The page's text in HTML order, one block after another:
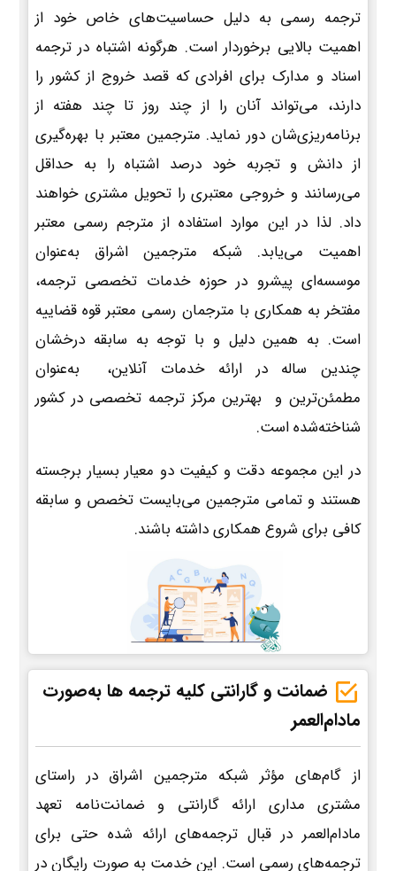
ترجمه رسمی به دلیل حساسیت‌های خاص خود از
اهمیت بالایی برخوردار است. هرگونه اشتباه در ترجمه
اسناد و مدارک برای افرادی که قصد خروج از کشور را
دارند، می‌تواند آنان را از چند روز تا چند هفته از
برنامه‌ریزی‌شان دور نماید. مترجمین معتبر با بهره‌گیری
از دانش و تجربه خود درصد اشتباه را به حداقل
می‌رسانند و خروجی معتبری را تحویل مشتری خواهند
داد. لذا در این موارد استفاده از مترجم رسمی معتبر
اهمیت می‌یابد. شبکه مترجمین اشراق به‌عنوان
موسسه‌ای پیشرو در حوزه خدمات تخصصی ترجمه،
مفتخر به همکاری با مترجمان رسمی معتبر قوه قضاییه
است. به همین دلیل و با توجه به سابقه درخشان
چندین ساله در ارائه خدمات آنلاین، به‌عنوان
مطمئن‌ترین و بهترین مرکز ترجمه تخصصی در کشور
شناخته‌شده است.
در این مجموعه دقت و کیفیت دو معیار بسیار برجسته
هستند و تمامی مترجمین می‌بایست تخصص و سابقه
کافی برای شروع همکاری داشته باشند.
ضمانت و گارانتی کلیه ترجمه ها به‌صورت
مادام‌العمر
از گام‌های مؤثر شبکه مترجمین اشراق در راستای
مشتری مداری ارائه گارانتی و ضمانت‌نامه تعهد
مادام‌العمر در قبال ترجمه‌های ارائه شده حتی برای
ترجمه‌های رسمی است. این خدمت به صورت رایگان در